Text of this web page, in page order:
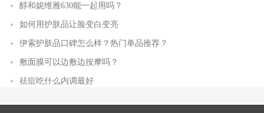
醇和妮维雅630能一起用吗？
如何用护肤品让脸变白变亮
伊索护肤品口碑怎么样？热门单品推荐？
敷面膜可以边敷边按摩吗？
祛痘吃什么内调最好